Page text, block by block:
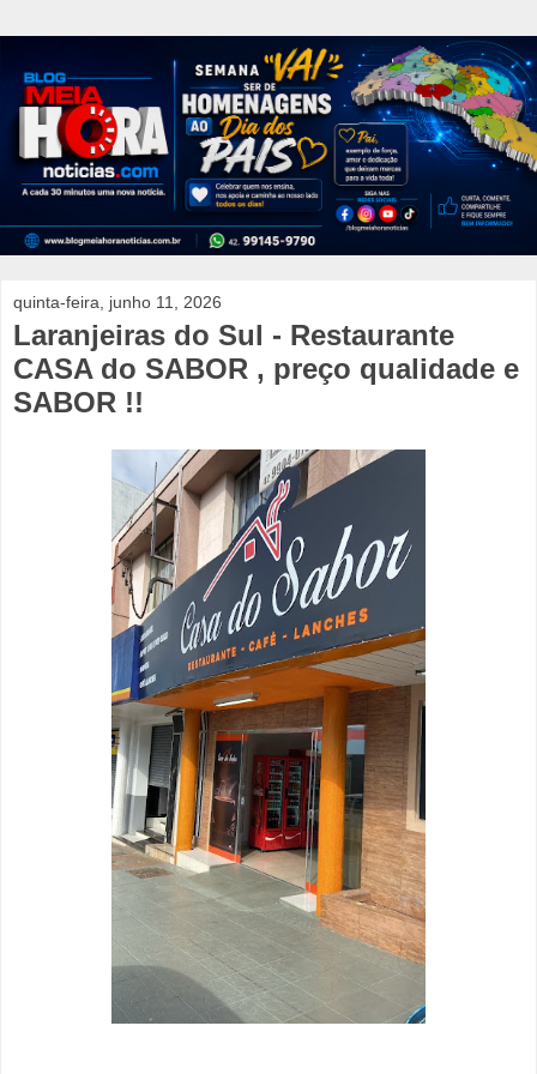
quinta-feira, junho 11, 2026
Laranjeiras do Sul - Restaurante
CASA do SABOR , preço qualidade e
SABOR !!